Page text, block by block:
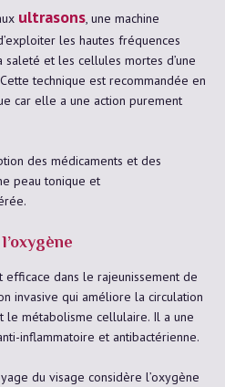
ultrasons, une machine
les hautes fréquences
et les cellules mortes d’une
technique est recommandée en
car elle a une action purement
des médicaments et des
peau tonique et
efficace dans le rajeunissement de
invasive qui améliore la circulation
le métabolisme cellulaire. Il a une
inflammatoire et antibactérienne.
du visage considère l’oxygène